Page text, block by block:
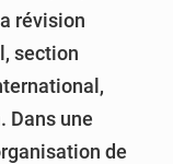
révision
section
Dans une
de